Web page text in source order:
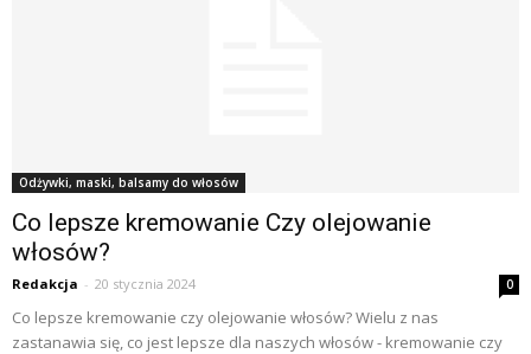
Odżywki, maski, balsamy do włosów
Co lepsze kremowanie Czy olejowanie
włosów?
Redakcja - 20 stycznia 2024 0
Co lepsze kremowanie czy olejowanie włosów? Wielu z nas
zastanawia się, co jest lepsze dla naszych włosów - kremowanie czy